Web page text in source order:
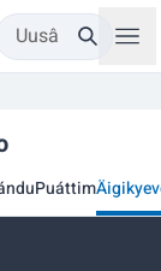
Uusâ
Puáttim